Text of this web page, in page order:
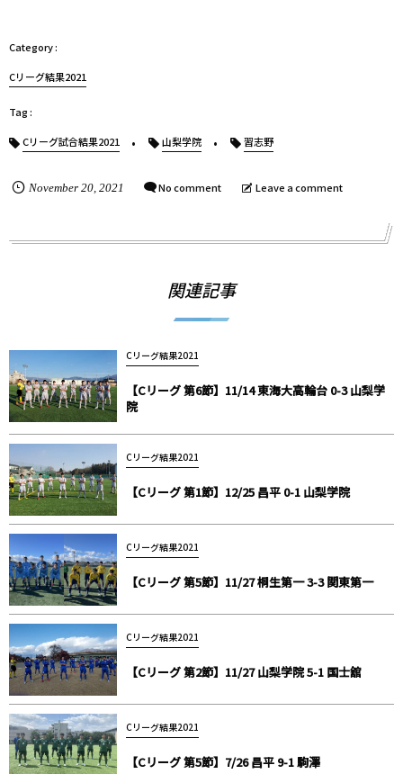
Cリーグ結果2021
Cリーグ試合結果2021 山梨学院 習志野
November 20, 2021 No comment Leave a comment
関連記事
Cリーグ結果2021
【Cリーグ 第6節】11/14 東海大高輪台 0-3 山梨学
院
Cリーグ結果2021
【Cリーグ 第1節】12/25 昌平 0-1 山梨学院
Cリーグ結果2021
【Cリーグ 第5節】11/27 桐生第一 3-3 関東第一
Cリーグ結果2021
【Cリーグ 第2節】11/27 山梨学院 5-1 国士舘
Cリーグ結果2021
【Cリーグ 第5節】7/26 昌平 9-1 駒澤